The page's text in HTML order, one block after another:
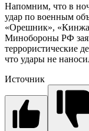
Напомним, что в
удар по военным
«Орешник»,
Минобороны РФ
террористические
что удары не
Источник